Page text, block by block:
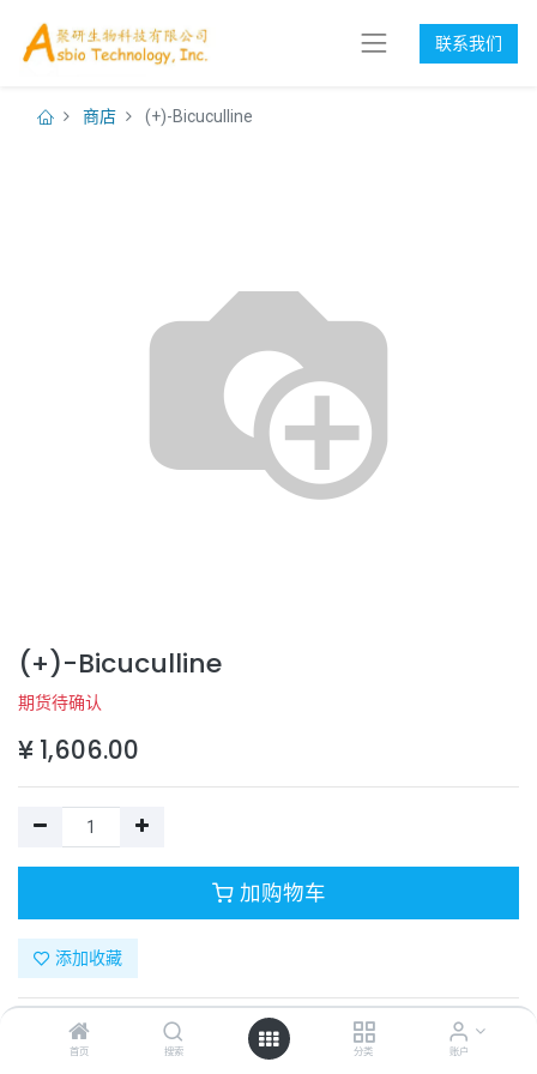
首页 搜索 分类 账户
联系我们
商店 (+)-Bicuculline
(+)-Bicuculline
期货待确认
¥ 1,606.00
加购物车
添加收藏
目录号：331-70120-2
计量单位：